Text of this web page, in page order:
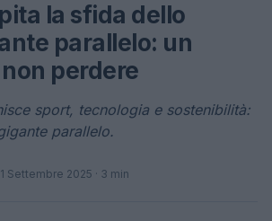
la sfida dello
parallelo: un
perdere
sport, tecnologia e sostenibilità:
parallelo.
1 Settembre 2025 · 3 min